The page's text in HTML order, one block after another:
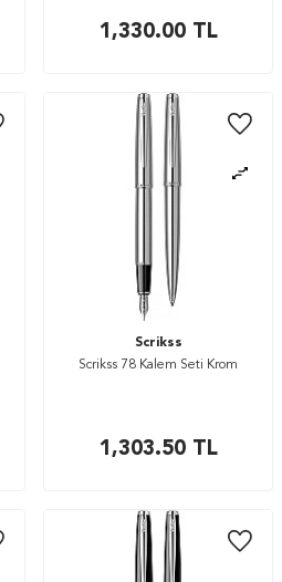
1,330.00TL
Scrikss
Scrikss 78 Kalem Seti Krom
1,303.50TL